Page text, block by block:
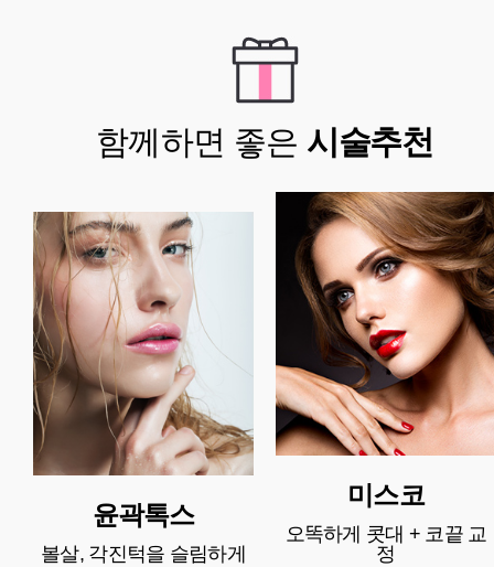
함께하면 좋은 시술추천
윤곽톡스
볼살, 각진턱을 슬림하게
미스코
오똑하게 콧대 + 코끝 교
정